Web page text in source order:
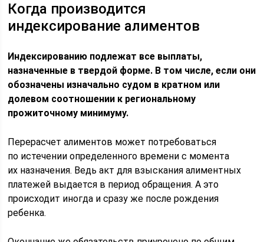
Когда производится
индексирование алиментов
Индексированию подлежат все выплаты,
назначенные в твердой форме. В том числе, если они
обозначены изначально судом в кратном или
долевом соотношении к региональному
прожиточному минимуму.
Перерасчет алиментов может потребоваться
по истечении определенного времени с момента
их назначения. Ведь акт для взыскания алиментных
платежей выдается в период обращения. А это
происходит иногда и сразу же после рождения
ребенка.